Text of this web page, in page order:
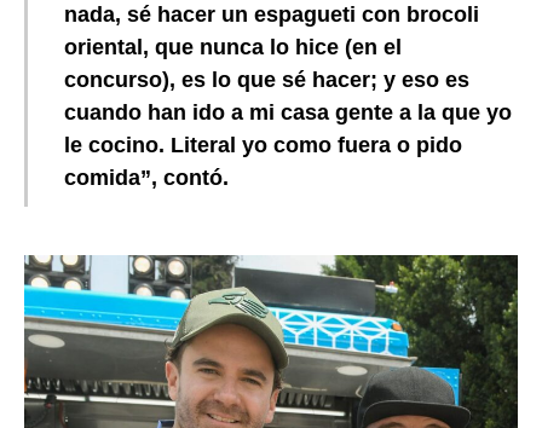
nada, sé hacer un espagueti con brocoli
oriental, que nunca lo hice (en el
concurso), es lo que sé hacer; y eso es
cuando han ido a mi casa gente a la que yo
le cocino. Literal yo como fuera o pido
comida”, contó.